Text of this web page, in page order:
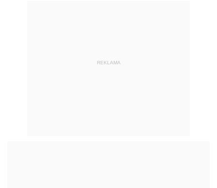
REKLAMA